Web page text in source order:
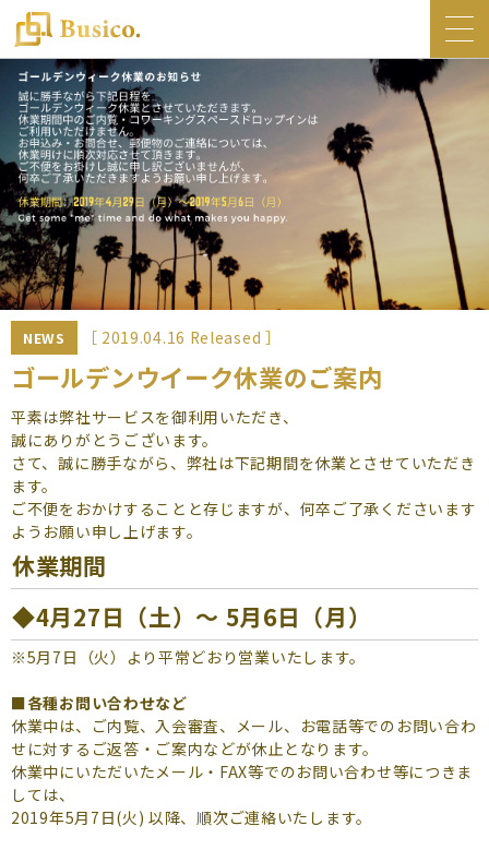
トップ
Busico.について
オフィス
Busico.銀座
Busico.梅田
料金・サービス
お知らせ
NEWS
コラム
Busico.通信
よくあるご質問
お申し込み お問い合わせ
NEWS ［ 2019.04.16 Released ］
ゴールデンウイーク休業のご案内
平素は弊社サービスを御利用いただき、
誠にありがとうございます。
さて、誠に勝手ながら、弊社は下記期間を休業とさせていただき
ます。
ご不便をおかけすることと存じますが、何卒ご了承くださいます
ようお願い申し上げます。
休業期間
◆4月27日（土）～ 5月6日（月）
※5月7日（火）より平常どおり営業いたします。
■各種お問い合わせなど
休業中は、ご内覧、入会審査、メール、お電話等でのお問い合わ
せに対するご返答・ご案内などが休止となります。
休業中にいただいたメール・FAX等でのお問い合わせ等につきま
しては、
2019年5月7日(火) 以降、順次ご連絡いたします。